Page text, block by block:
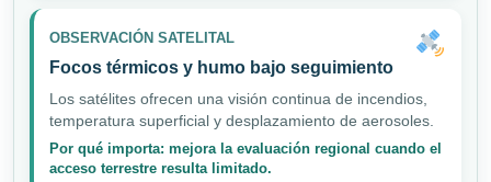
OBSERVACIÓN SATELITAL
Focos térmicos y humo bajo seguimiento
Los satélites ofrecen una visión continua de incendios,
temperatura superficial y desplazamiento de aerosoles.
Por qué importa: mejora la evaluación regional cuando el
acceso terrestre resulta limitado.